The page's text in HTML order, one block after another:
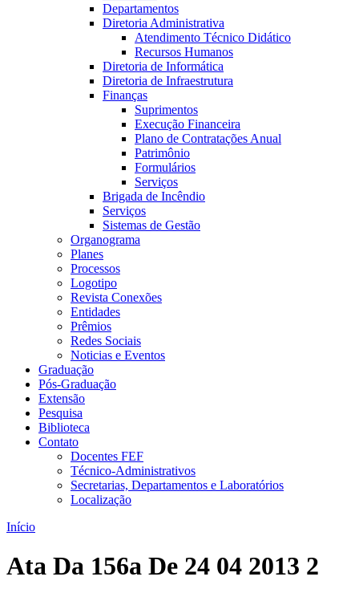
Departamentos
Diretoria Administrativa
Atendimento Técnico Didático
Recursos Humanos
Diretoria de Informática
Diretoria de Infraestrutura
Finanças
Suprimentos
Execução Financeira
Plano de Contratações Anual
Patrimônio
Formulários
Serviços
Brigada de Incêndio
Serviços
Sistemas de Gestão
Organograma
Planes
Processos
Logotipo
Revista Conexões
Entidades
Prêmios
Redes Sociais
Noticias e Eventos
Graduação
Pós-Graduação
Extensão
Pesquisa
Biblioteca
Contato
Docentes FEF
Técnico-Administrativos
Secretarias, Departamentos e Laboratórios
Localização
Início
Ata Da 156a De 24 04 2013 2